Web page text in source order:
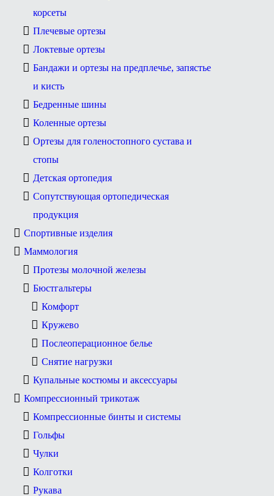
корсеты
Плечевые ортезы
Локтевые ортезы
Бандажи и ортезы на предплечье, запястье
и кисть
Бедренные шины
Коленные ортезы
Ортезы для голеностопного сустава и
стопы
Детская ортопедия
Сопутствующая ортопедическая
продукция
Спортивные изделия
Маммология
Протезы молочной железы
Бюстгальтеры
Комфорт
Кружево
Послеоперационное белье
Снятие нагрузки
Купальные костюмы и аксессуары
Компрессионный трикотаж
Компрессионные бинты и системы
Гольфы
Чулки
Колготки
Рукава